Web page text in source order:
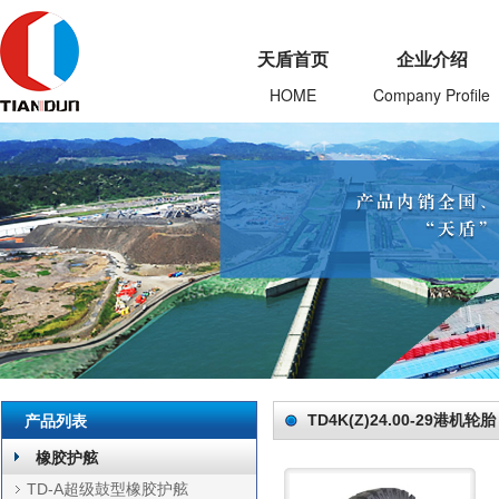
天盾首页
HOME
企业介绍
Company Profile
产品列表
橡胶护舷
TD-A超级鼓型橡胶护舷
TD4K(Z)24.00-29港机轮胎